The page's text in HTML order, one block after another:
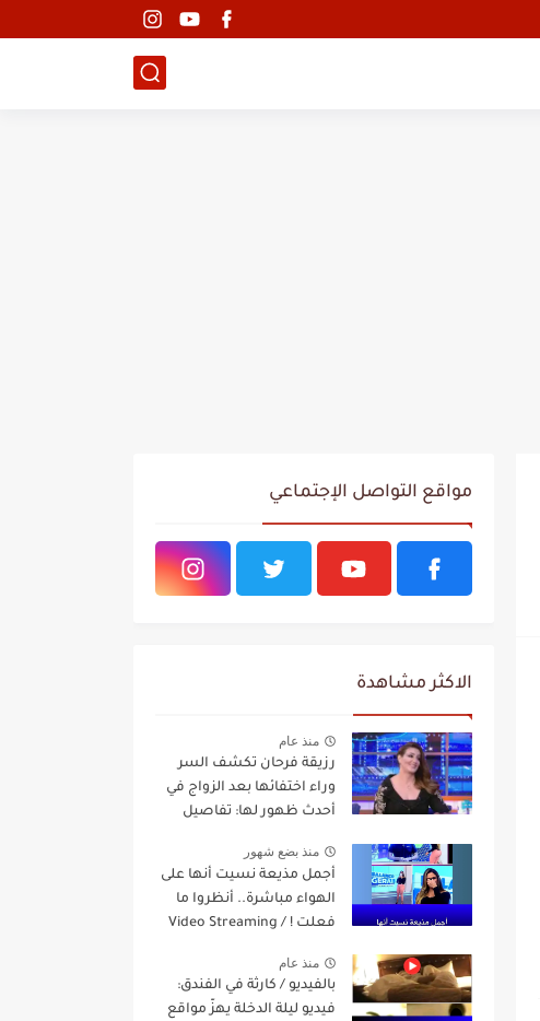
مواقع التواصل الإجتماعي
الاكثر مشاهدة
منذ عام
رزيقة فرحان تكشف السر
وراء اختفائها بعد الزواج في
أحدث ظهور لها: تفاصيل
منذ بضع شهور
أجمل مذيعة نسيت أنها على
الهواء مباشرة.. أنظروا ما
فعلت ! / Video Streaming
منذ عام
بالفيديو / كارثة في الفندق:
فيديو ليلة الدخلة يهزّ مواقع